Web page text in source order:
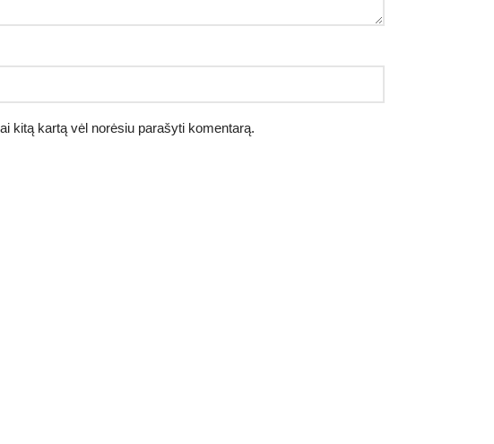
kitą kartą vėl norėsiu parašyti komentarą.